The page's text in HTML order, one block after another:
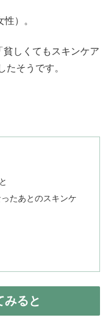
）。
しくてもスキンケア
たそうです。
たあとのスキンケ
みると